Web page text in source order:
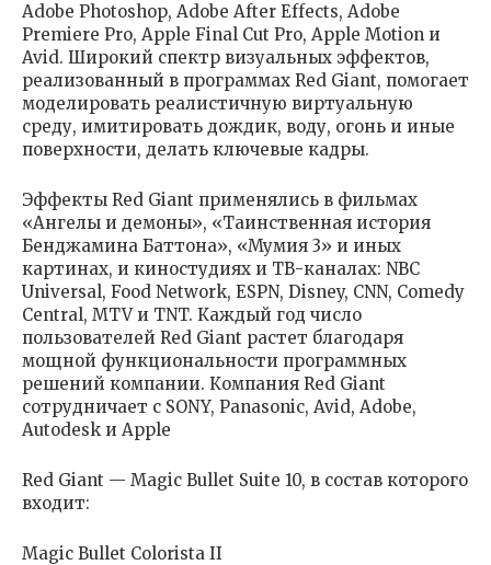
Adobe Photoshop, Adobe After Effects, Adobe
Premiere Pro, Apple Final Cut Pro, Apple Motion и
Avid. Широкий спектр визуальных эффектов,
реализованный в программах Red Giant, помогает
моделировать реалистичную виртуальную
среду, имитировать дождик, воду, огонь и иные
поверхности, делать ключевые кадры.
Эффекты Red Giant применялись в фильмах
«Ангелы и демоны», «Таинственная история
Бенджамина Баттона», «Мумия 3» и иных
картинах, и киностудиях и ТВ-каналах: NBC
Universal, Food Network, ESPN, Disney, CNN, Comedy
Central, MTV и TNT. Каждый год число
пользователей Red Giant растет благодаря
мощной функциональности программных
решений компании. Компания Red Giant
сотрудничает с SONY, Panasonic, Avid, Adobe,
Autodesk и Apple
Red Giant — Magic Bullet Suite 10, в состав которого
входит:
Magic Bullet Colorista II